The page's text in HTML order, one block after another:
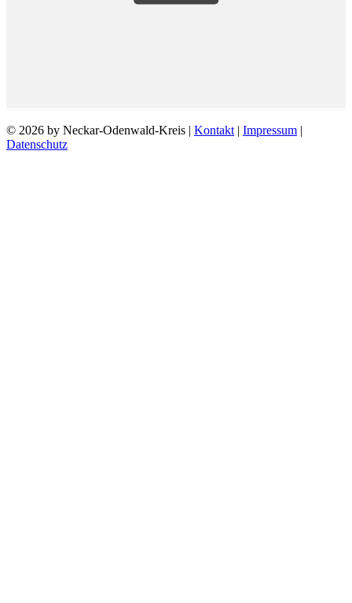
© 2026 by Neckar-Odenwald-Kreis | Kontakt | Impressum |
Datenschutz